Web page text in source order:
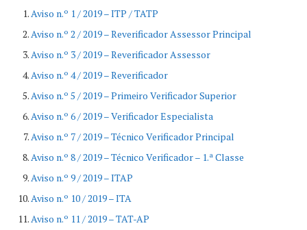
Aviso n.º 1 / 2019 – ITP / TATP
Aviso n.º 2 / 2019 – Reverificador Assessor Principal
Aviso n.º 3 / 2019 – Reverificador Assessor
Aviso n.º 4 / 2019 – Reverificador
Aviso n.º 5 / 2019 – Primeiro Verificador Superior
Aviso n.º 6 / 2019 – Verificador Especialista
Aviso n.º 7 / 2019 – Técnico Verificador Principal
Aviso n.º 8 / 2019 – Técnico Verificador – 1.ª Classe
Aviso n.º 9 / 2019 – ITAP
Aviso n.º 10 / 2019 – ITA
Aviso n.º 11 / 2019 – TAT-AP